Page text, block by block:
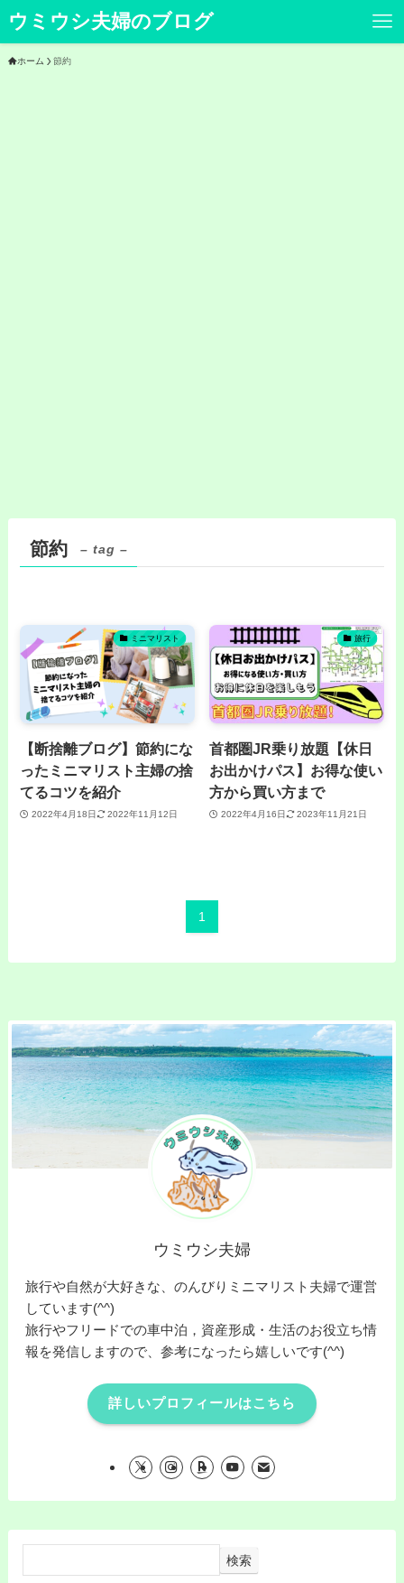
ウミウシ夫婦のブログ
ホーム 節約
節約 – tag –
ミニマリスト
【断捨離ブログ】節約にな
ったミニマリスト主婦の捨
てるコツを紹介
2022年4月18日 2022年11月12日
旅行
首都圏JR乗り放題【休日
お出かけパス】お得な使い
方から買い方まで
2022年4月16日 2023年11月21日
1
ウミウシ夫婦
旅行や自然が大好きな、のんびりミニマリスト夫婦で運営
しています(^^)
旅行やフリードでの車中泊，資産形成・生活のお役立ち情
報を発信しますので、参考になったら嬉しいです(^^)
詳しいプロフィールはこちら
検索